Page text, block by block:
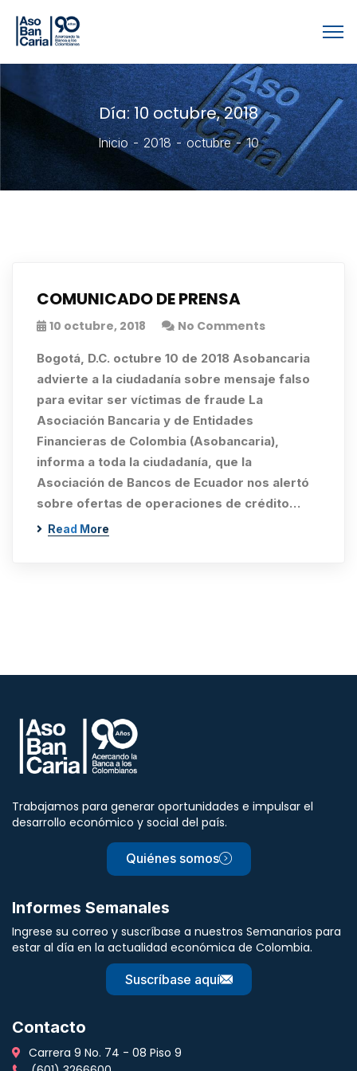
Día:10 octubre, 2018
Inicio 2018 octubre 10
COMUNICADO DE PRENSA
10 octubre, 2018 No Comments
Bogotá, D.C. octubre 10 de 2018 Asobancaria
advierte a la ciudadanía sobre mensaje falso
para evitar ser víctimas de fraude La
Asociación Bancaria y de Entidades
Financieras de Colombia (Asobancaria),
informa a toda la ciudadanía, que la
Asociación de Bancos de Ecuador nos alertó
sobre ofertas de operaciones de crédito…
Read More
Trabajamos para generar oportunidades e impulsar el
desarrollo económico y social del país.
Quiénes somos
Informes Semanales
Ingrese su correo y suscríbase a nuestros Semanarios para
estar al día en la actualidad económica de Colombia.
Suscríbase aquí
Contacto
Carrera 9 No. 74 - 08 Piso 9